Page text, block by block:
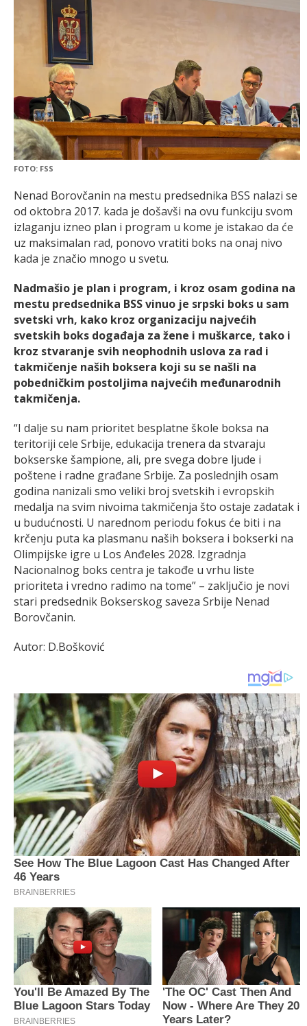
FOTO: FSS
Nenad Borovčanin na mestu predsednika BSS nalazi se
od oktobra 2017. kada je došavši na ovu funkciju svom
izlaganju izneo plan i program u kome je istakao da će
uz maksimalan rad, ponovo vratiti boks na onaj nivo
kada je značio mnogo u svetu.
Nadmašio je plan i program, i kroz osam godina na
mestu predsednika BSS vinuo je srpski boks u sam
svetski vrh, kako kroz organizaciju najvećih
svetskih boks događaja za žene i muškarce, tako i
kroz stvaranje svih neophodnih uslova za rad i
takmičenje naših boksera koji su se našli na
pobedničkim postoljima najvećih međunarodnih
takmičenja.
“I dalje su nam prioritet besplatne škole boksa na
teritoriji cele Srbije, edukacija trenera da stvaraju
bokserske šampione, ali, pre svega dobre ljude i
poštene i radne građane Srbije. Za poslednjih osam
godina nanizali smo veliki broj svetskih i evropskih
medalja na svim nivoima takmičenja što ostaje zadatak i
u budućnosti. U narednom periodu fokus će biti i na
krčenju puta ka plasmanu naših boksera i bokserki na
Olimpijske igre u Los Anđeles 2028. Izgradnja
Nacionalnog boks centra je takođe u vrhu liste
prioriteta i vredno radimo na tome” – zaključio je novi
stari predsednik Bokserskog saveza Srbije Nenad
Borovčanin.
Autor: D.Bošković